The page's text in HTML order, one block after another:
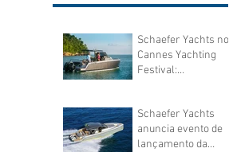
Schaefer Yachts no
Cannes Yachting
Festival:
navegando por
águas europeias
Schaefer Yachts
anuncia evento de
lançamento da